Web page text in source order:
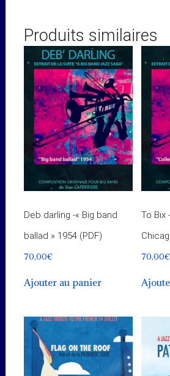
Produits similaires
Deb darling -« Big band
ballad » 1954 (PDF)
70,00€
Ajouter au panier
To Bix
70,00€